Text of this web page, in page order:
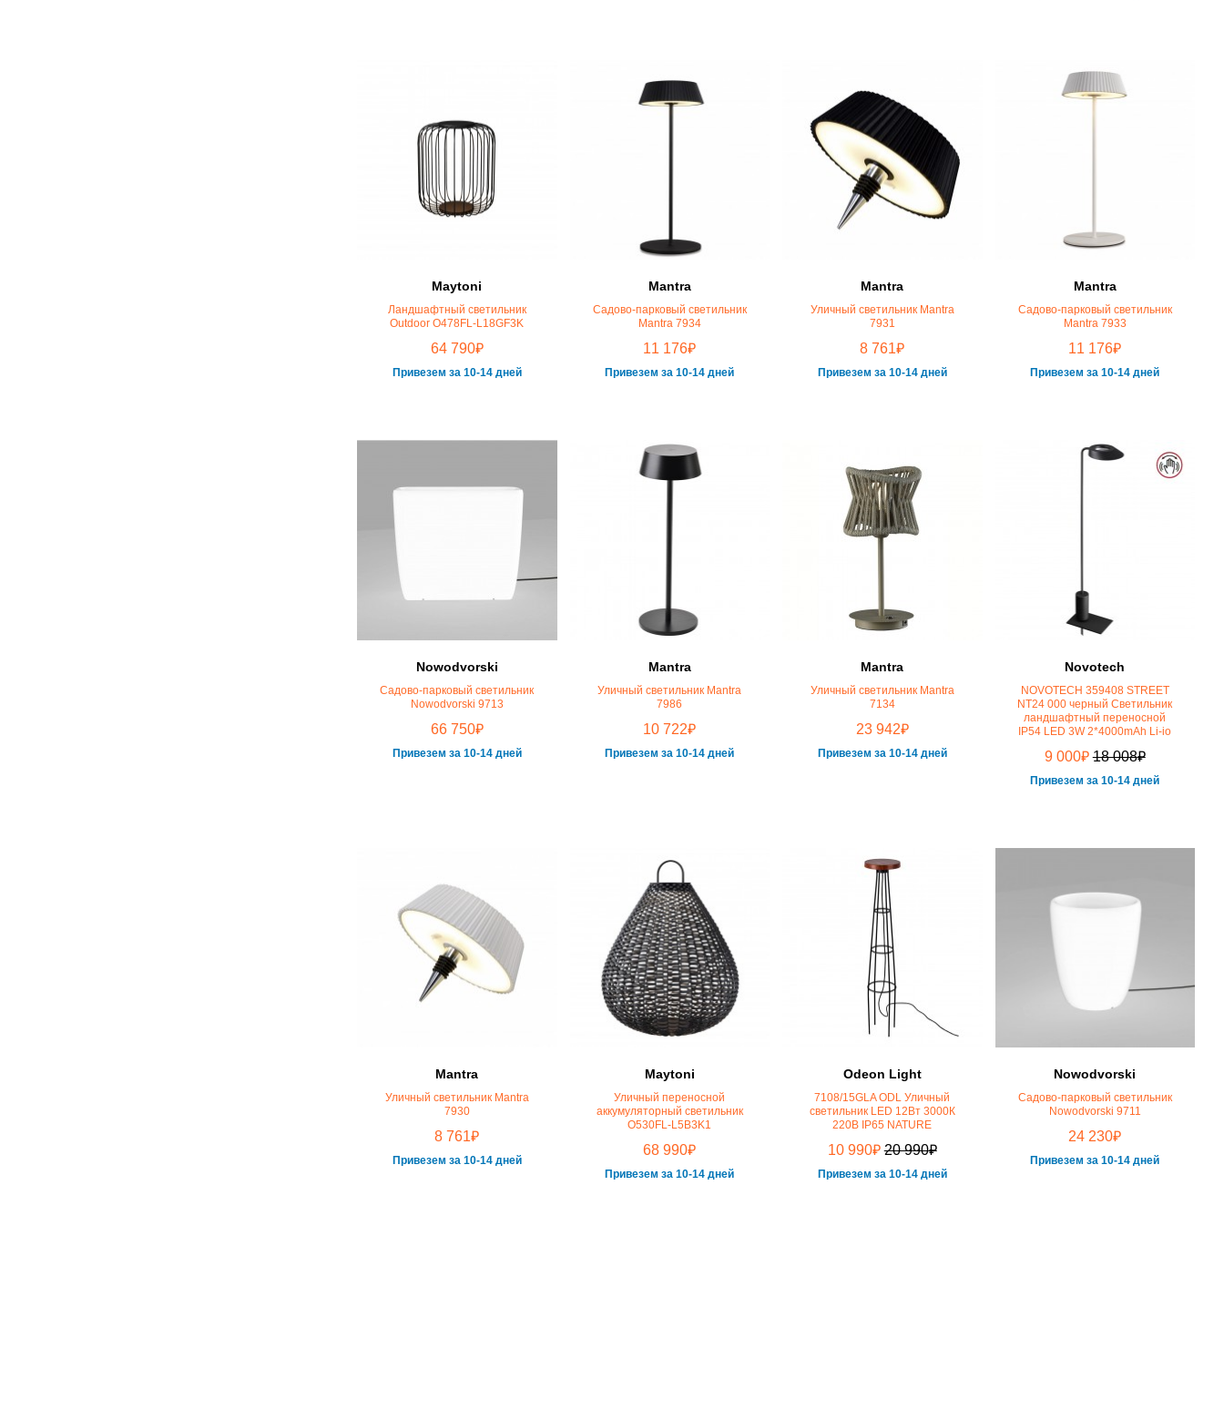
Maytoni
Ландшафтный светильник
Outdoor O478FL-L18GF3K
64 790₽
Привезем за 10-14 дней
Mantra
Садово-парковый светильник
Mantra 7934
11 176₽
Привезем за 10-14 дней
Mantra
Уличный светильник Mantra
7931
8 761₽
Привезем за 10-14 дней
Mantra
Садово-парковый светильник
Mantra 7933
11 176₽
Привезем за 10-14 дней
Nowodvorski
Садово-парковый светильник
Nowodvorski 9713
66 750₽
Привезем за 10-14 дней
Mantra
Уличный светильник Mantra
7986
10 722₽
Привезем за 10-14 дней
Mantra
Уличный светильник Mantra
7134
23 942₽
Привезем за 10-14 дней
Novotech
NOVOTECH 359408 STREET
NT24 000 черный Светильник
ландшафтный переносной
IP54 LED 3W 2*4000mAh Li-io
9 000₽ 18 008₽
Привезем за 10-14 дней
Mantra
Уличный светильник Mantra
7930
8 761₽
Привезем за 10-14 дней
Maytoni
Уличный переносной
аккумуляторный светильник
O530FL-L5B3K1
68 990₽
Привезем за 10-14 дней
Odeon Light
7108/15GLA ODL Уличный
светильник LED 12Вт 3000К
220В IP65 NATURE
10 990₽ 20 990₽
Привезем за 10-14 дней
Nowodvorski
Садово-парковый светильник
Nowodvorski 9711
24 230₽
Привезем за 10-14 дней